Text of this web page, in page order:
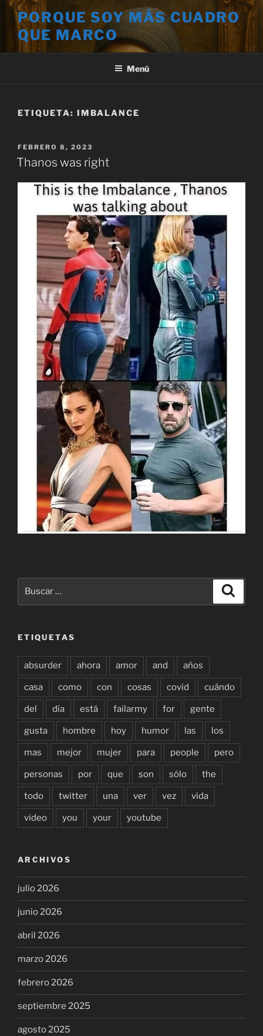
Saltar
contenido
PORQUE SOY MÁS CUADRO
QUE MARCO
Menú
ETIQUETA: IMBALANCE
PUBLICADO
EL
FEBRERO 8, 2023
Thanos was right
ETIQUETAS
absurder ahora amor and años
casa como con cosas covid cuándo
del día está failarmy for gente
gusta hombre hoy humor las los
mas mejor mujer para people pero
personas por que son sólo the
todo twitter una ver vez vida
video you your youtube
ARCHIVOS
julio 2026
junio 2026
abril 2026
marzo 2026
febrero 2026
septiembre 2025
agosto 2025